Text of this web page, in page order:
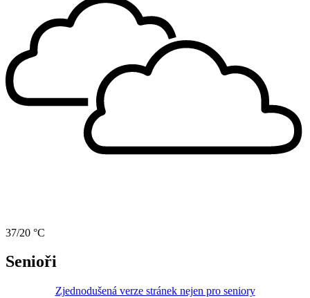
37/20 °C
Senioři
Zjednodušená verze stránek nejen pro seniory